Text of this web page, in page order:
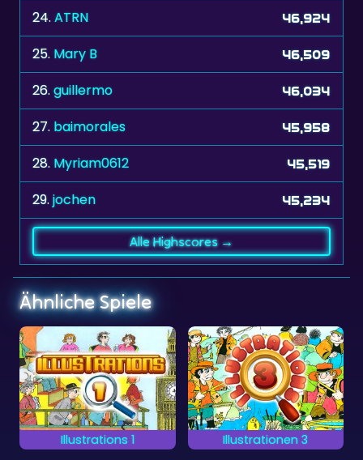
24.ATRN 46,924
25. Mary B 46,509
26.guillermo 46,034
27. baimorales 45,958
28. Myriam0612 45,519
29.jochen 45,234
Alle Highscores →
Ähnliche Spiele
Illustrations 1 Illustrationen 3